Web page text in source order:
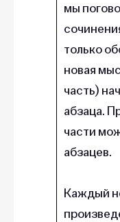
мы
только
новая
часть)
абзаца.
части
абзацев.
Каждый